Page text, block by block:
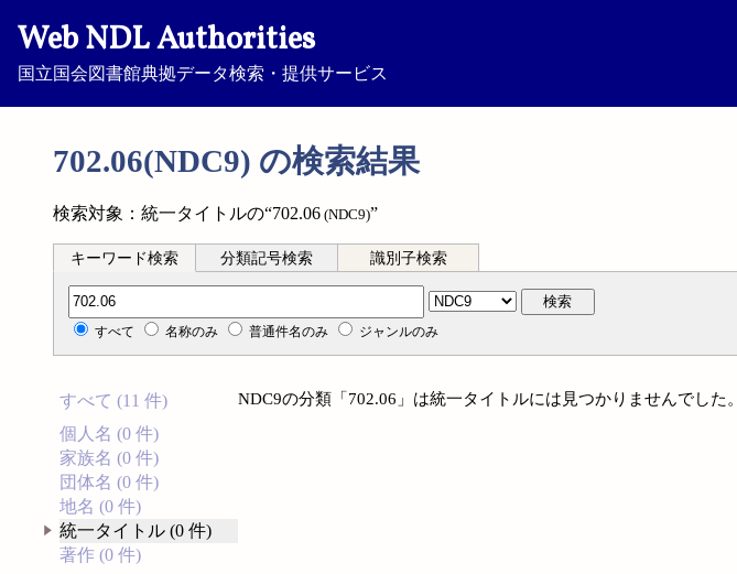
Web NDL Authorities
国立国会図書館典拠データ検索・提供サービス
702.06(NDC9) の検索結果
検索対象：統一タイトルの“702.06 (NDC9)”
キーワード検索 分類記号検索 識別子検索
分類記号検索 検索
すべて 名称のみ 普通件名のみ ジャンルのみ
すべて (11 件)
個人名 (0 件)
家族名 (0 件)
団体名 (0 件)
地名 (0 件)
統一タイトル (0 件)
著作 (0 件)
NDC9の分類「702.06」は統一タイトルには見つかりませんでした。